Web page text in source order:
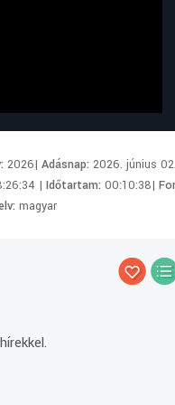
2026|Adásnap:2026. június 02.
|Időtartam:00:10:38|
magyar